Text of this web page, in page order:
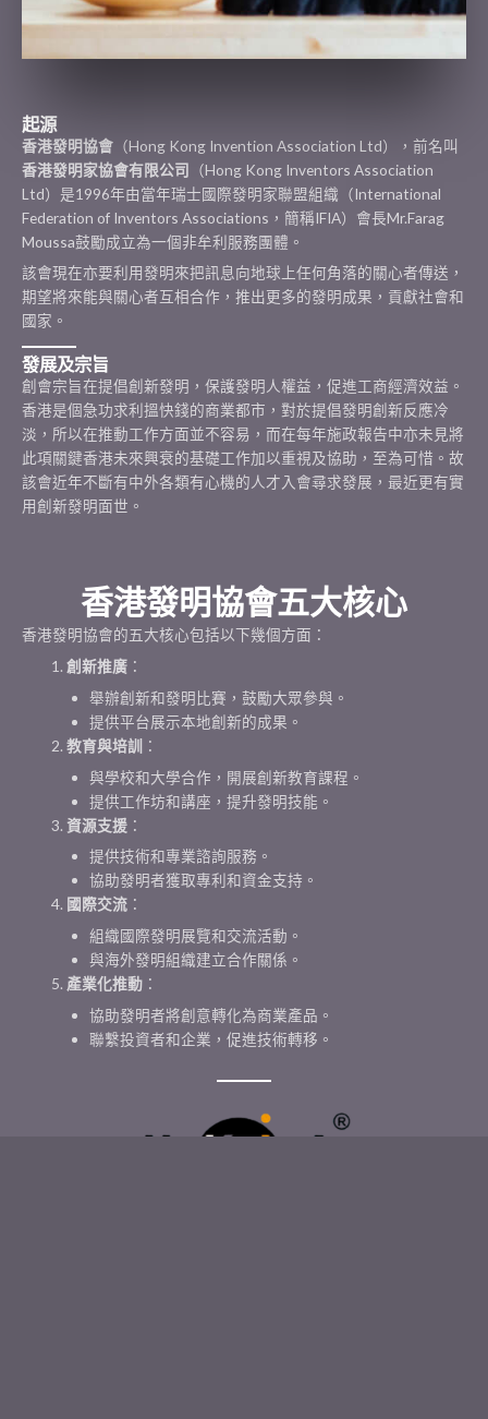
起源
香港發明協會 （Hong Kong Invention Association Ltd），前名叫
香港發明家協會有限公司 （Hong Kong Inventors Association
Ltd）是1996年由當年瑞士國際發明家聯盟組織（International
Federation of Inventors Associations，簡稱IFIA）會長Mr.Farag
Moussa鼓勵成立為一個非牟利服務團體。
該會現在亦要利用發明來把訊息向地球上任何角落的關心者傳送，
期望將來能與關心者互相合作，推出更多的發明成果，貢獻社會和
國家。
發展及宗旨
創會宗旨在提倡創新發明，保護發明人權益，促進工商經濟效益。
香港是個急功求利搵快錢的商業都市，對於提倡發明創新反應冷
淡，所以在推動工作方面並不容易，而在每年施政報告中亦未見將
此項關鍵香港未來興衰的基礎工作加以重視及協助，至為可惜。故
該會近年不斷有中外各類有心機的人才入會尋求發展，最近更有實
用創新發明面世。
香港發明協會五大核心
香港發明協會的五大核心包括以下幾個方面：
創新推廣 ：
舉辦創新和發明比賽，鼓勵大眾參與。
提供平台展示本地創新的成果。
教育與培訓 ：
與學校和大學合作，開展創新教育課程。
提供工作坊和講座，提升發明技能。
資源支援 ：
提供技術和專業諮詢服務。
協助發明者獲取專利和資金支持。
國際交流 ：
組織國際發明展覽和交流活動。
與海外發明組織建立合作關係。
產業化推動 ：
協助發明者將創意轉化為商業產品。
聯繫投資者和企業，促進技術轉移。